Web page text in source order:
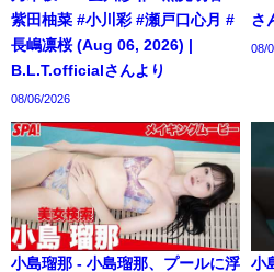
紫田柚菜 #小川彩 #瀬戸口心月 #
長嶋凛桜 (Aug 06, 2026) |
B.L.T.officialさんより
08/06/2026
さ
08/
小島瑠那 - 小島瑠那、プールに浮
小